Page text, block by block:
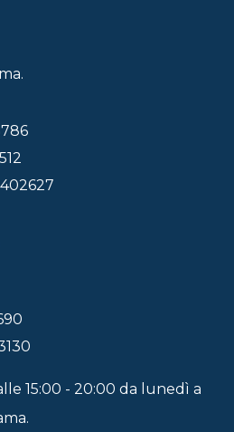
15:00 - 20:00 da lunedì a